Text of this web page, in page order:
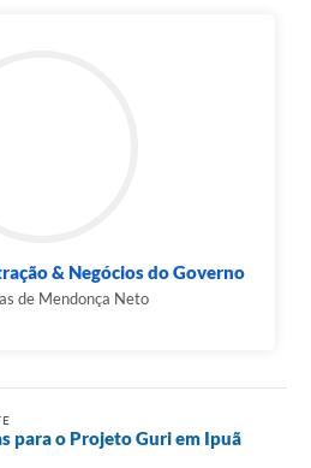
& Negócios do Governo
de Mendonça Neto
para o Projeto Guri em Ipuã